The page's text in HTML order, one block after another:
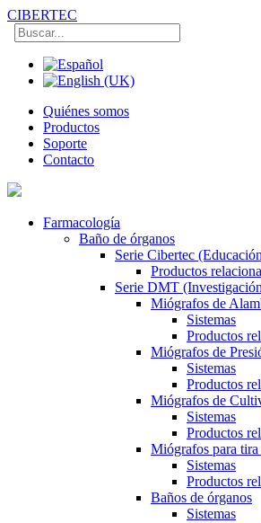
CIBERTEC
Quiénes somos
Productos
Soporte
Contacto
Farmacología
Baño de órganos
Serie Cibertec
Productos
Serie DMT
Miógrafos de
Sistemas
Productos
Miógrafos de
Sistemas
Productos
Miógrafos de
Sistemas
Productos
Miógrafos para
Sistemas
Productos
Baños de órganos
Sistemas